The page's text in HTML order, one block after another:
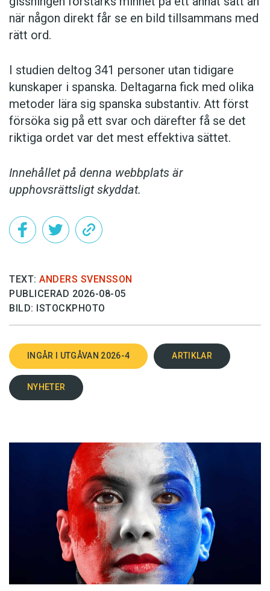
när någon direkt får se en bild tillsammans med
rätt ord.
I studien deltog 341 personer utan tidigare
kunskaper i spanska. Deltagarna fick med olika
metoder lära sig spanska substantiv. Att först
försöka sig på ett svar och därefter få se det
riktiga ordet var det mest effektiva sättet.
Innehållet på denna webbplats är
upphovsrättsligt skyddat.
TEXT: ANDERS SVENSSON
PUBLICERAD 2026-08-05
BILD: ISTOCKPHOTO
INGÅR I UTGÅVAN 2026-4 ARTIKLAR
NYHETER